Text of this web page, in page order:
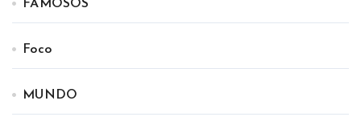
FAMOSOS
Foco
MUNDO